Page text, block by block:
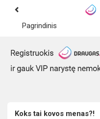
Pagrindinis
Koks tai kovos menas?!